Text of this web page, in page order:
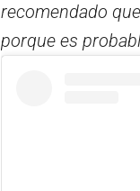
recomendado
porque es